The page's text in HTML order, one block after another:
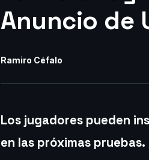
Anuncio de
Ramiro Céfalo
Los jugadores pueden
en las próximas pruebas.